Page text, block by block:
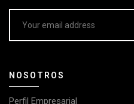
NOSOTROS
Perfil Empresarial